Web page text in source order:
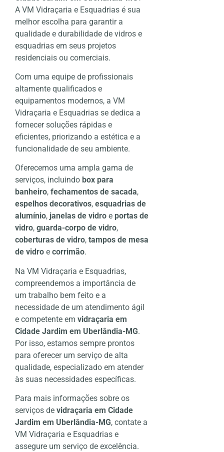
A VM Vidraçaria e Esquadrias é sua
melhor escolha para garantir a
qualidade e durabilidade de vidros e
esquadrias em seus projetos
residenciais ou comerciais.
Com uma equipe de profissionais
altamente qualificados e
equipamentos modernos, a VM
Vidraçaria e Esquadrias se dedica a
fornecer soluções rápidas e
eficientes, priorizando a estética e a
funcionalidade de seu ambiente.
Oferecemos uma ampla gama de
serviços, incluindo box para
banheiro, fechamentos de sacada,
espelhos decorativos, esquadrias de
alumínio, janelas de vidro e portas de
vidro, guarda-corpo de vidro,
coberturas de vidro, tampos de mesa
de vidro e corrimão.
Na VM Vidraçaria e Esquadrias,
compreendemos a importância de
um trabalho bem feito e a
necessidade de um atendimento ágil
e competente em vidraçaria em
Cidade Jardim em Uberlândia-MG.
Por isso, estamos sempre prontos
para oferecer um serviço de alta
qualidade, especializado em atender
às suas necessidades específicas.
Para mais informações sobre os
serviços de vidraçaria em Cidade
Jardim em Uberlândia-MG, contate a
VM Vidraçaria e Esquadrias e
assegure um serviço de excelência.